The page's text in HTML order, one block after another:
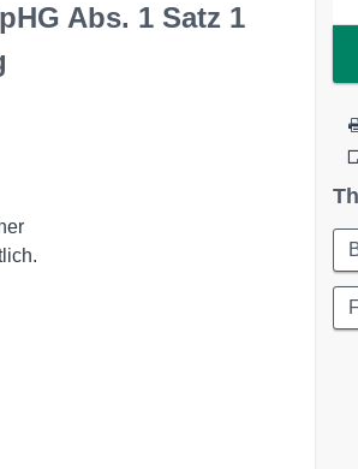
Abs. 1 Satz 1